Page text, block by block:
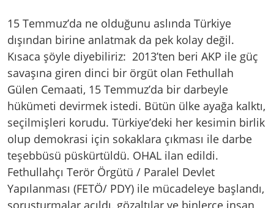
15 Temmuz’da ne olduğunu aslında Türkiye
dışından birine anlatmak da pek kolay değil.
Kısaca şöyle diyebiliriz: 2013’ten beri AKP ile güç
savaşına giren dinci bir örgüt olan Fethullah
Gülen Cemaati, 15 Temmuz’da bir darbeyle
hükümeti devirmek istedi. Bütün ülke ayağa kalktı,
seçilmişleri korudu. Türkiye’deki her kesimin birlik
olup demokrasi için sokaklara çıkması ile darbe
teşebbüsü püskürtüldü. OHAL ilan edildi.
Fethullahçı Terör Örgütü / Paralel Devlet
Yapılanması (FETÖ/ PDY) ile mücadeleye başlandı,
soruşturmalar açıldı, gözaltılar ve binlerce insan